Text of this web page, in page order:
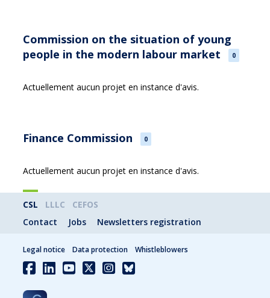
Commission on the situation of young
people in the modern labour market
0
Actuellement aucun projet en instance d'avis.
Finance Commission 0
Actuellement aucun projet en instance d'avis.
CSL LLLC
CEFOS
Contact
Jobs Newsletters registration
Legal notice Data protection Whistleblowers